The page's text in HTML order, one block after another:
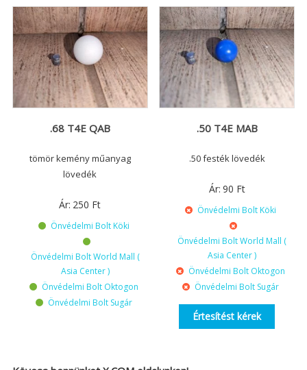
.68 T4E QAB
tömör kemény műanyag
lövedék
Ár: 250 Ft
Önvédelmi Bolt Köki
Önvédelmi Bolt World Mall (
Asia Center )
Önvédelmi Bolt Oktogon
Önvédelmi Bolt Sugár
.50 T4E MAB
.50 festék lövedék
Ár: 90 Ft
Önvédelmi Bolt Köki
Önvédelmi Bolt World Mall (
Asia Center )
Önvédelmi Bolt Oktogon
Önvédelmi Bolt Sugár
Értesítést kérek